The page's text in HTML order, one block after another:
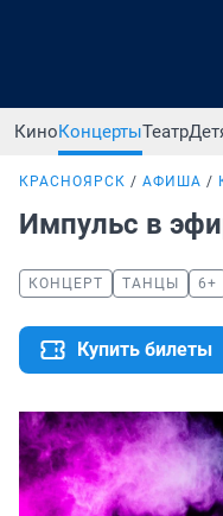
КиноКонцертыТеатр
КРАСНОЯРСК АФИША
Импульс в
КОНЦЕРТ ТАНЦЫ 6+
Купить билеты